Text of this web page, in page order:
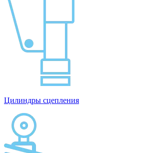
Цилиндры сцепления